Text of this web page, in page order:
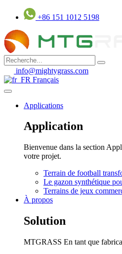
contenu
+86 151 1012 5198
info@mightygrass.com
Français
Applications
Application
Bienvenue dans la section
votre projet.
Terrain de football
Le gazon synthétique
Terrains de jeux
À propos
Solution
MTGRASS En tant que